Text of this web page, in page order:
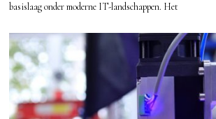
basislaag onder moderne IT-landschappen. Het